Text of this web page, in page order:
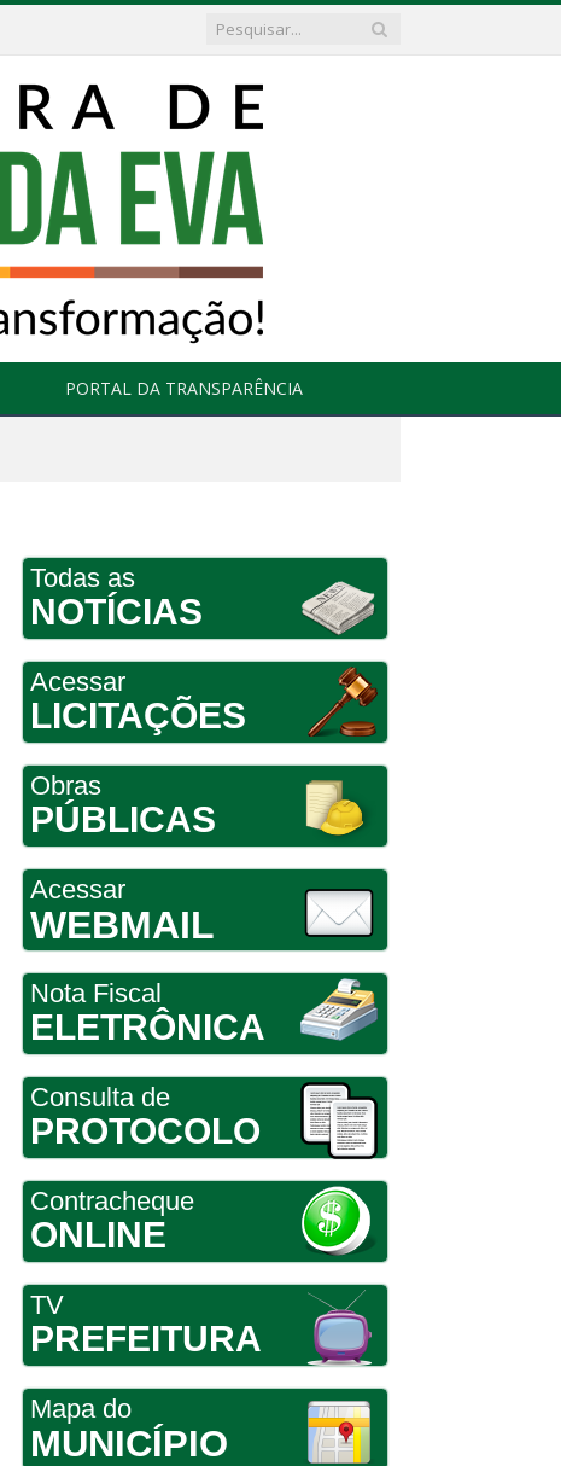
PORTAL DA TRANSPARÊNCIA
Todas as
NOTÍCIAS
Acessar
LICITAÇÕES
Obras
PÚBLICAS
Acessar
WEBMAIL
Nota Fiscal
ELETRÔNICA
Consulta de
PROTOCOLO
Contracheque
ONLINE
TV
PREFEITURA
Mapa do
MUNICÍPIO